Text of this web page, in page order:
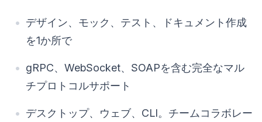
デザイン、モック、テスト、ドキュメント作成
を1か所で
gRPC、WebSocket、SOAPを含む完全なマル
チプロトコルサポート
デスクトップ、ウェブ、CLI。チームコラボレー